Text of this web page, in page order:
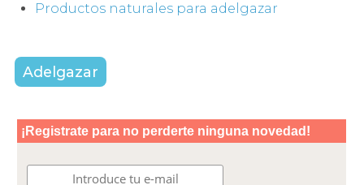
Productos naturales para adelgazar
Adelgazar